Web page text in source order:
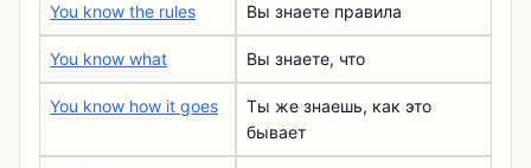
You know the rules Вы знаете правила
You know what Вы знаете, что
You know how it goes
Ты же знаешь, как это
бывает